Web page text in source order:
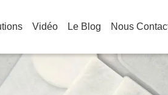
Vidéo Le Blog Nous